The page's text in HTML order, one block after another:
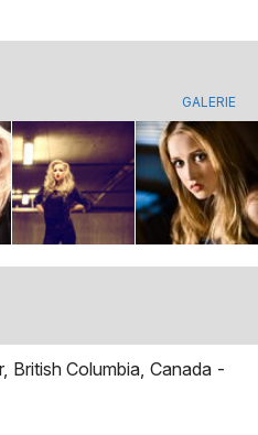
GALERIE
British Columbia, Canada -